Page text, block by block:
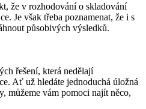
že v rozhodování o skladování
Je však třeba poznamenat, že i s
působivých výsledků.
řešení, která nedělají
Ať už hledáte jednoduchá úložná
můžeme vám pomoci najít něco,